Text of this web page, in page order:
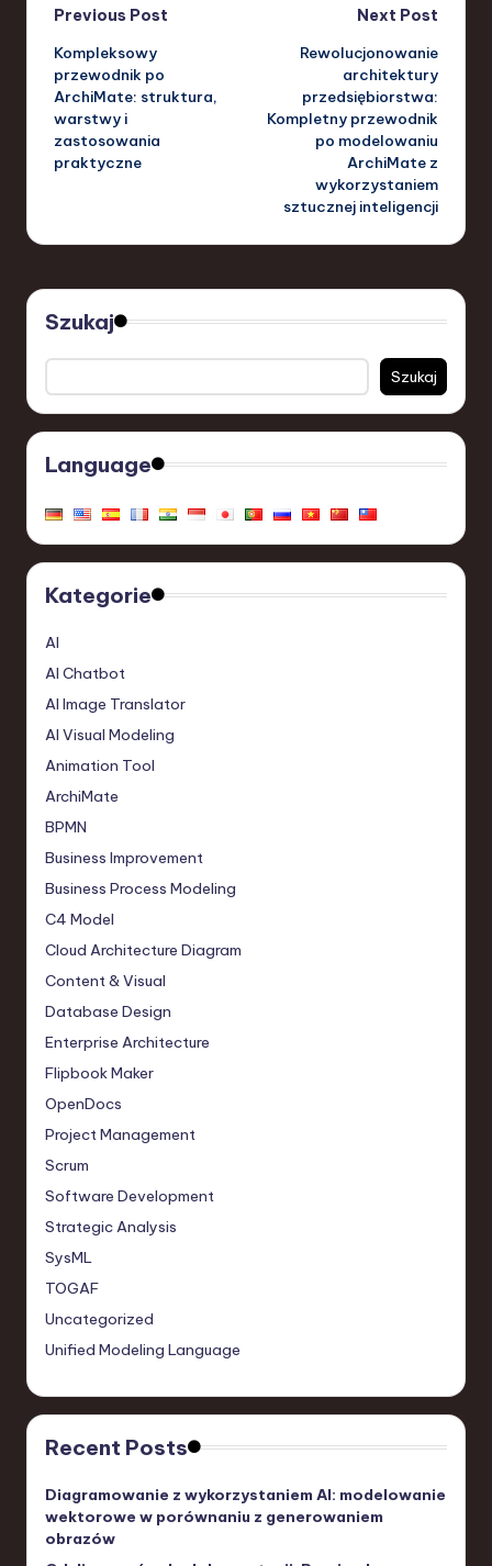
Post
navigation
Previous Post
Kompleksowy
przewodnik po
ArchiMate: struktura,
warstwy i
zastosowania
praktyczne
Next Post
Rewolucjonowanie
architektury
przedsiębiorstwa:
Kompletny przewodnik
po modelowaniu
ArchiMate z
wykorzystaniem
sztucznej inteligencji
Szukaj
Szukaj
Language
Kategorie
AI
AI Chatbot
AI Image Translator
AI Visual Modeling
Animation Tool
ArchiMate
BPMN
Business Improvement
Business Process Modeling
C4 Model
Cloud Architecture Diagram
Content & Visual
Database Design
Enterprise Architecture
Flipbook Maker
OpenDocs
Project Management
Scrum
Software Development
Strategic Analysis
SysML
TOGAF
Uncategorized
Unified Modeling Language
Recent Posts
Diagramowanie z wykorzystaniem AI: modelowanie
wektorowe w porównaniu z generowaniem
obrazów